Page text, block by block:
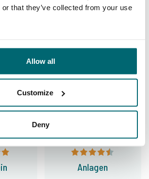
that they’ve collected from your use
Allow all
Customize
Deny
Sie bei The
Specialist
haben uns bereits bewertet
9,2
Anlagen